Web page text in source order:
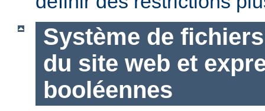
Système de
du site web et
booléennes